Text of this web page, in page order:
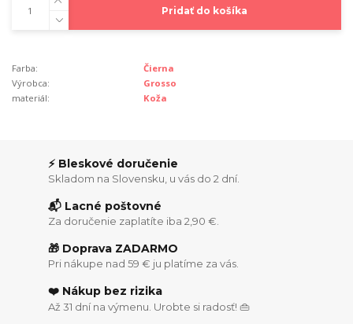
Pridať do košíka
Farba:
Čierna
Výrobca:
Grosso
materiál:
Koža
⚡ Bleskové doručenie
Skladom na Slovensku, u vás do 2 dní.
📬 Lacné poštovné
Za doručenie zaplatíte iba 2,90 €.
🎁 Doprava ZADARMO
Pri nákupe nad 59 € ju platíme za vás.
❤️ Nákup bez rizika
Až 31 dní na výmenu. Urobte si radosť! 👜